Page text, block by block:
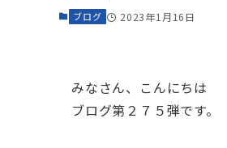
ブログ 2023年1月16日
みなさん、こんにちは
ブログ第２７５弾です。